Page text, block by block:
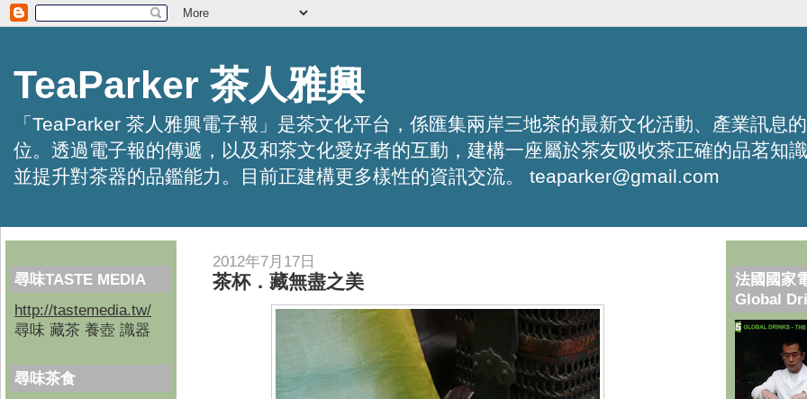
TeaParker 茶人雅興
「TeaParker 茶人雅興電子報」是茶文化平台，係匯集兩岸三地茶的最新文化活動、產業訊息
位。透過電子報的傳遞，以及和茶文化愛好者的互動，建構一座屬於茶友吸收茶正確的品茗知
並提升對茶器的品鑑能力。目前正建構更多樣性的資訊交流。 teaparker@gmail.com
尋味TASTE MEDIA
http://tastemedia.tw/
尋味 藏茶 養壺 識器
尋味茶食
2012年7月17日
茶杯．藏無盡之美
法國國家
Global